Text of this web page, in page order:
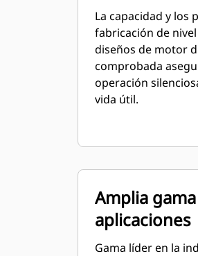
La capacidad y los
fabricación de
diseños de motor
comprobada
operación
vida útil.
Amplia
aplicaciones
Gama líder en la